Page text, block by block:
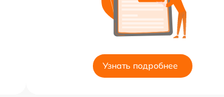
Узнать подробнее